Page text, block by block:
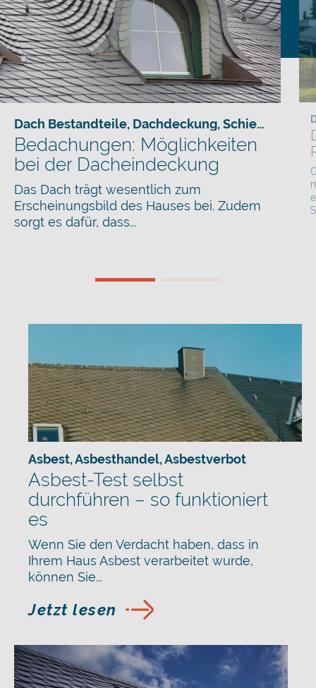
Dach Bestandteile, Dachdeckung,Schiefer
Bedachungen: Möglichkeiten
bei der Dacheindeckung
Das Dach trägt wesentlich zum
Erscheinungsbild des Hauses bei. Zudem
sorgt es dafür, dass...
Asbest,Asbesthandel,Asbestverbot
Asbest-Test selbst
durchführen – so funktioniert
es
Wenn Sie den Verdacht haben, dass in
Ihrem Haus Asbest verarbeitet wurde,
können Sie...
Jetzt lesen